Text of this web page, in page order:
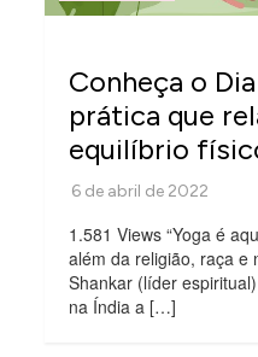
Conheça o
prática que
equilíbrio
1.581 Views “Yoga é
além da religião, raça e
Shankar (líder
na Índia a […]